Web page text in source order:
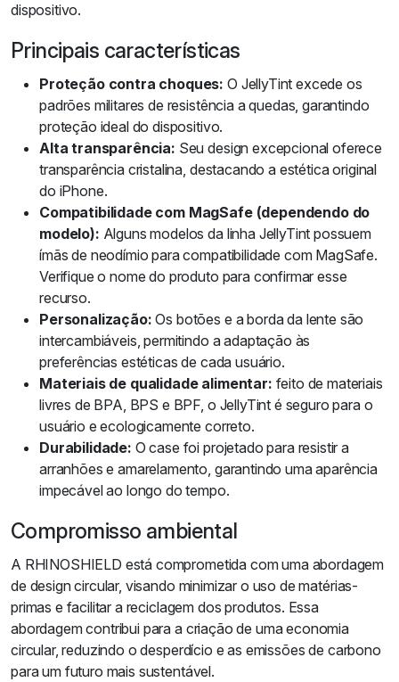
dispositivo.
Principais características
Proteção contra choques: O JellyTint excede os
padrões militares de resistência a quedas, garantindo
proteção ideal do dispositivo.
Alta transparência: Seu design excepcional oferece
transparência cristalina, destacando a estética original
do iPhone.
Compatibilidade com MagSafe (dependendo do
modelo): Alguns modelos da linha JellyTint possuem
ímãs de neodímio para compatibilidade com MagSafe.
Verifique o nome do produto para confirmar esse
recurso.
Personalização: Os botões e a borda da lente são
intercambiáveis, permitindo a adaptação às
preferências estéticas de cada usuário.
Materiais de qualidade alimentar: feito de materiais
livres de BPA, BPS e BPF, o JellyTint é seguro para o
usuário e ecologicamente correto.
Durabilidade: O case foi projetado para resistir a
arranhões e amarelamento, garantindo uma aparência
impecável ao longo do tempo.
Compromisso ambiental
A RHINOSHIELD está comprometida com uma abordagem
de design circular, visando minimizar o uso de matérias-
primas e facilitar a reciclagem dos produtos. Essa
abordagem contribui para a criação de uma economia
circular, reduzindo o desperdício e as emissões de carbono
para um futuro mais sustentável.